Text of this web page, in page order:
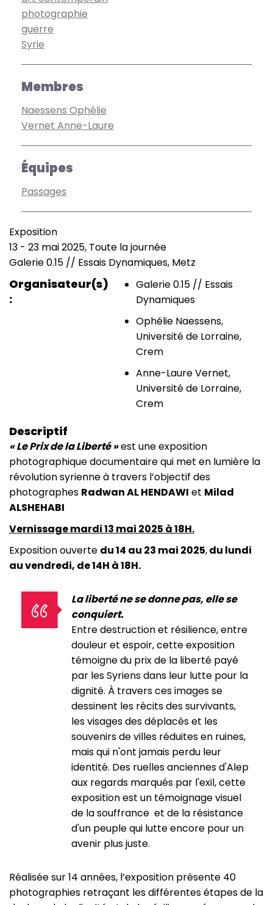
photographie
guerre
Syrie
Membres
Naessens Ophélie
Vernet Anne-Laure
Équipes
Passages
Type
de
manifestation
Exposition
Date
(smart)
13 - 23 mai 2025, Toute la journée
Lieu
Galerie 0.15 // Essais Dynamiques, Metz
Organisateur(s)
Galerie 0.15 // Essais
Dynamiques
Ophélie Naessens,
Université de Lorraine,
Crem
Anne-Laure Vernet,
Université de Lorraine,
Crem
Descriptif
« Le Prix de la Liberté »est une exposition
photographique documentaire qui met en lumière la
révolution syrienne à travers l’objectif des
photographes Radwan AL HENDAWI et Milad
ALSHEHABI
Vernissage mardi 13 mai 2025 à 18H.
Exposition ouverte du 14 au 23 mai 2025,du lundi
au vendredi, de 14H à 18H.
La liberté ne se donne pas, elle se
conquiert.
Entre destruction et résilience, entre
douleur et espoir, cette exposition
témoigne du prix de la liberté payé
par les Syriens dans leur lutte pour la
dignité. À travers ces images se
dessinent les récits des survivants,
les visages des déplacés et les
souvenirs de villes réduites en ruines,
mais qui n'ont jamais perdu leur
identité. Des ruelles anciennes d'Alep
aux regards marqués par l'exil, cette
exposition est un témoignage visuel
de la souffrance et de la résistance
d'un peuple qui lutte encore pour un
avenir plus juste.
Réalisée sur 14 années, l’exposition présente 40
photographies retraçant les différentes étapes de la